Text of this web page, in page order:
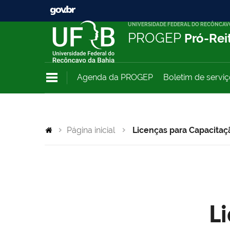
UNIVERSIDADE FEDERAL DO
PROGEP Pró-
Agenda da PROGEP Boletim de
Página inicial Licenças para